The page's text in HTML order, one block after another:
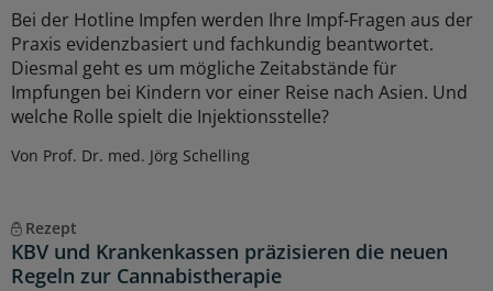
Bei der Hotline Impfen werden Ihre Impf-Fragen aus der
Praxis evidenzbasiert und fachkundig beantwortet.
Diesmal geht es um mögliche Zeitabstände für
Impfungen bei Kindern vor einer Reise nach Asien. Und
welche Rolle spielt die Injektionsstelle?
Von Prof. Dr. med. Jörg Schelling
Rezept
KBV und Krankenkassen präzisieren die neuen
Regeln zur Cannabistherapie